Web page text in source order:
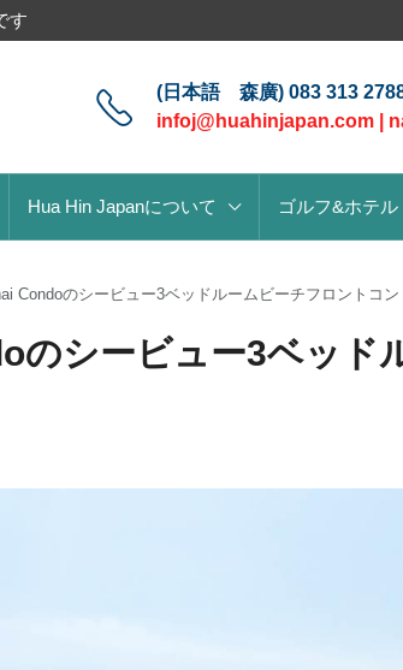
す
(日本語 森廣) 083 313
infoj@huahinjapan.com
Hua Hin Japanについて ゴルフ&ホテル
Condoのシービュー3ベッドルームビーチフロントコ
のシービュー3ベッド